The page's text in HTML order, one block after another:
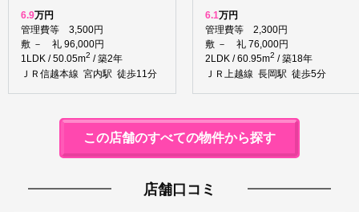
6.9万円
管理費等 3,500円
敷 － 礼 96,000円
1LDK / 50.05m2 / 築2年
ＪＲ信越本線 宮内駅 徒歩11分
6.1万円
管理費等 2,300円
敷 － 礼 76,000円
2LDK / 60.95m2 / 築18年
ＪＲ上越線 長岡駅 徒歩5分
この店舗のすべての物件から探す
店舗口コミ